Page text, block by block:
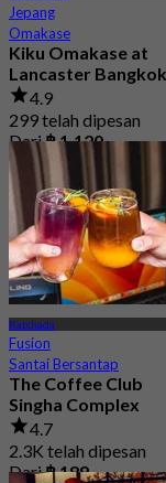
Jepang
Omakase
Kiku Omakase at
Lancaster Bangkok
4.9
299 telah dipesan
Dari฿ 1,120
Ratchada
Fusion
Santai Bersantap
The Coffee Club
Singha Complex
4.7
2.3K telah dipesan
Dari฿ 189